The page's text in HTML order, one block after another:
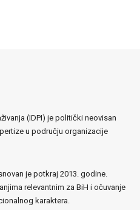
(IDPI) je politički neovisan
u području organizacije
je potkraj 2013. godine.
relevantnim za BiH i očuvanje
karaktera.